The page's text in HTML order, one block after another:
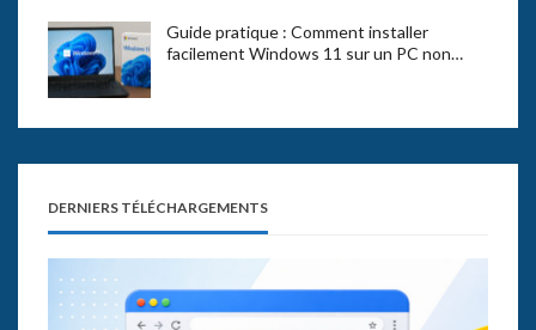
Guide pratique : Comment installer
facilement Windows 11 sur un PC non…
DERNIERS TÉLÉCHARGEMENTS